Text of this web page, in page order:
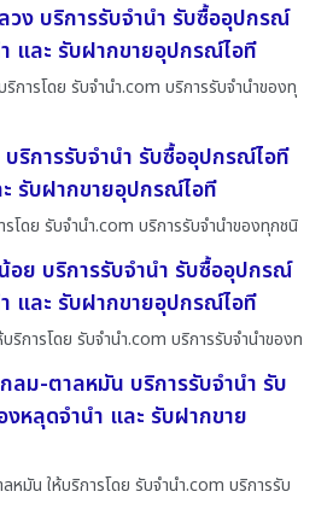
วง บริการรับจำนำ รับซื้ออุปกรณ์
และ รับฝากขายอุปกรณ์ไอที
การโดย รับจํานํา.com บริการรับจำนำของทุ
ริการรับจำนำ รับซื้ออุปกรณ์ไอที
รับฝากขายอุปกรณ์ไอที
โดย รับจํานํา.com บริการรับจำนำของทุกชนิ
อย บริการรับจำนำ รับซื้ออุปกรณ์
และ รับฝากขายอุปกรณ์ไอที
การโดย รับจํานํา.com บริการรับจำนำของท
ลม-ตาลหมัน บริการรับจำนำ รับ
หลุดจำนำ และ รับฝากขาย
หมัน ให้บริการโดย รับจํานํา.com บริการรับ